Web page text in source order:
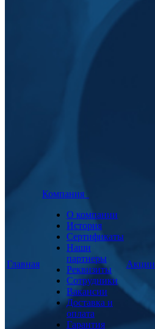
Главная
Компания
О компании
История
Сертификаты
Наши
партнеры
Реквизиты
Сотрудники
Вакансии
Доставка и
оплата
Гарантия
Акции